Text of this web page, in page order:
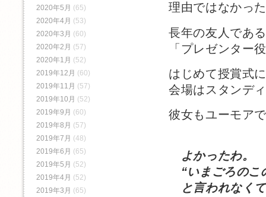
理由ではなかっ
長年の友人であ
「プレゼンター
はじめて授賞式
会場はスタンデ
彼女もユーモア
よかったわ。
“いまごろのこ
と言われなく
2020年5月 (65)
2020年4月 (53)
2020年3月 (60)
2020年2月 (57)
2020年1月 (52)
2019年12月 (60)
2019年11月 (57)
2019年10月 (52)
2019年9月 (60)
2019年8月 (57)
2019年7月 (48)
2019年6月 (65)
2019年5月 (52)
2019年4月 (52)
2019年3月 (65)